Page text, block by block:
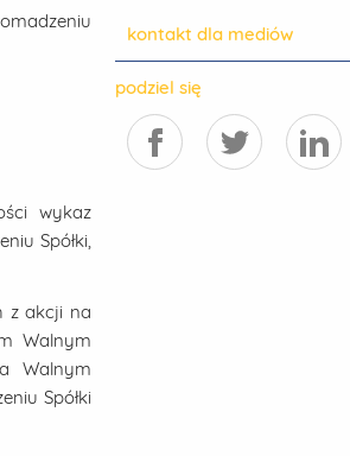
wykaz
Spółki,
z akcji na
Walnym
Walnym
Spółki
kontakt dla mediów
podziel się